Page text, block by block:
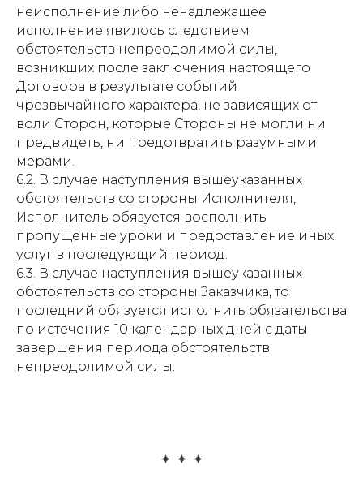
неисполнение либо ненадлежащее
исполнение явилось следствием
обстоятельств непреодолимой силы,
возникших после заключения настоящего
Договора в результате событий
чрезвычайного характера, не зависящих от
воли Сторон, которые Стороны не могли ни
предвидеть, ни предотвратить разумными
мерами.
6.2. В случае наступления вышеуказанных
обстоятельств со стороны Исполнителя,
Исполнитель обязуется восполнить
пропущенные уроки и предоставление иных
услуг в последующий период.
6.3. В случае наступления вышеуказанных
обстоятельств со стороны Заказчика, то
последний обязуется исполнить обязательства
по истечения 10 календарных дней с даты
завершения периода обстоятельств
непреодолимой силы.